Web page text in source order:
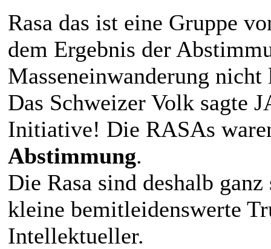
Rasa das ist eine Gruppe
dem Ergebnis der
Masseneinwanderung nicht
Das Schweizer Volk sagte
Initiative! Die RASAs
Abstimmung.
Die Rasa sind deshalb
kleine bemitleidenswerte
Intellektueller.